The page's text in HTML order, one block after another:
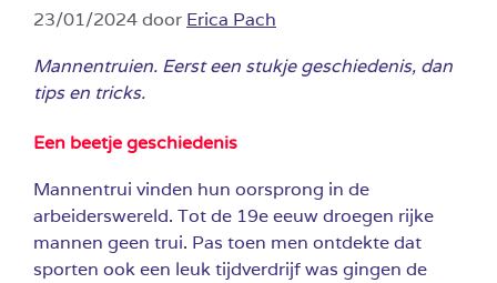
23/01/2024door Erica Pach
Mannentruien. Eerst een stukje geschiedenis, dan
tips en tricks.
Een beetje geschiedenis
Mannentrui vinden hun oorsprong in de
arbeiderswereld. Tot de 19e eeuw droegen rijke
mannen geen trui. Pas toen men ontdekte dat
sporten ook een leuk tijdverdrijf was gingen de